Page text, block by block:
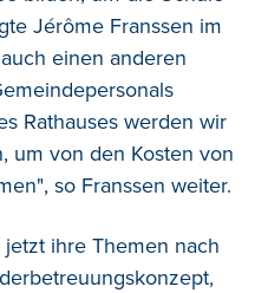
Jérôme Franssen im
einen anderen
Rathauses werden wir
um von den Kosten von
so Franssen weiter.
ihre Themen nach